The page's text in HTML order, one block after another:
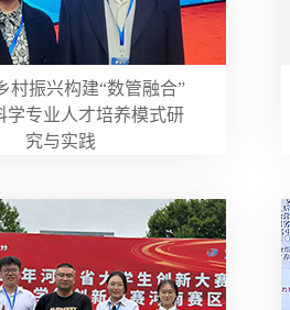
村振兴构建“数管融合”
学专业人才培养模式研
究与实践